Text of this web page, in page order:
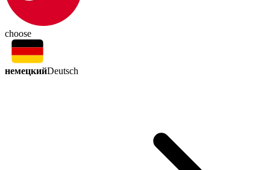
choose
немецкийDeutsch